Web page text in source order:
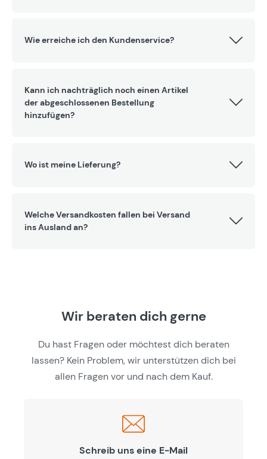
Wie erreiche ich den Kundenservice?
Kann ich nachträglich noch einen Artikel
der abgeschlossenen Bestellung
hinzufügen?
Wo ist meine Lieferung?
Welche Versandkosten fallen bei Versand
ins Ausland an?
Wir beraten dich gerne
Du hast Fragen oder möchtest dich beraten
lassen? Kein Problem, wir unterstützen dich bei
allen Fragen vor und nach dem Kauf.
Schreib uns eine E-Mail